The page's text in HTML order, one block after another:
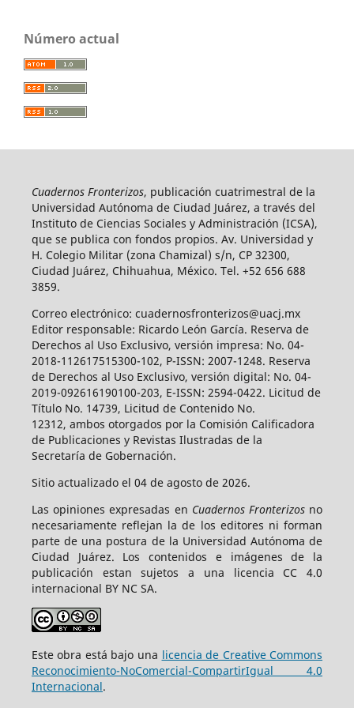
Número actual
Cuadernos Fronterizos, publicación cuatrimestral de la
Universidad Autónoma de Ciudad Juárez, a través del
Instituto de Ciencias Sociales y Administración (ICSA),
que se publica con fondos propios. Av. Universidad y
H. Colegio Militar (zona Chamizal) s/n, CP 32300,
Ciudad Juárez, Chihuahua, México. Tel. +52 656 688
3859.
Correo electrónico: cuadernosfronterizos@uacj.mx
Editor responsable: Ricardo León García. Reserva de
Derechos al Uso Exclusivo, versión impresa: No. 04-
2018-112617515300-102, P-ISSN: 2007-1248. Reserva
de Derechos al Uso Exclusivo, versión digital: No. 04-
2019-092616190100-203, E-ISSN: 2594-0422. Licitud de
Título No. 14739, Licitud de Contenido No.
12312, ambos otorgados por la Comisión Calificadora
de Publicaciones y Revistas Ilustradas de la
Secretaría de Gobernación.
Sitio actualizado el 04 de agosto de 2026.
Las opiniones expresadas en Cuadernos Fronterizosno
necesariamente reflejan la de los editores ni forman
parte de una postura de la Universidad Autónoma de
Ciudad Juárez. Los contenidos e imágenes de la
publicación estan sujetos a una licencia CC 4.0
internacional BY NC SA.
Este obra está bajo una licencia de Creative Commons
Reconocimiento-NoComercial-CompartirIgual 4.0
Internacional.